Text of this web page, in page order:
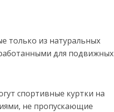
только из натуральных
для подвижных
спортивные куртки на
не пропускающие